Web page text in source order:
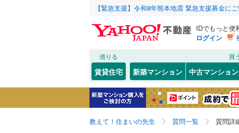
【緊急支援】令和8年熊本地震 緊急支援募金に
IDでもっと便
ログイン
借りる
賃貸住宅
買う
新築マンション 中古マンション
教えて！住まいの先生 質問一覧 質問詳